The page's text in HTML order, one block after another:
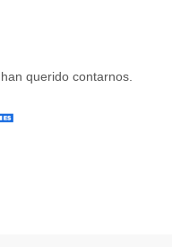
querido contarnos.